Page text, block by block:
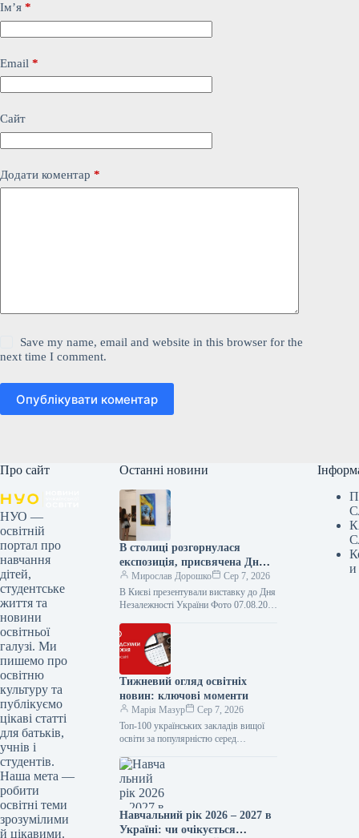
Ім’я *
Email *
Сайт
Додати коментар *
Save my name, email and website in this browser for the
next time I comment.
Опублікувати коментар
Про сайт
НУО —
освітній
портал про
навчання
дітей,
студентське
життя та
новини
освітньої
галузі. Ми
пишемо про
освітню
культуру та
публікуємо
цікаві статті
для батьків,
учнів і
студентів.
Наша мета —
робити
освітні теми
зрозумілими
й цікавими.
Останні новини
В столиці розгорнулася
експозиція, присвячена Дню
Незалежності України.
Мирослав Дорошко
Сер 7, 2026
В Києві презентували виставку до Дня
Незалежності України Фото 07.08.2026
Центральному будинку художника
організовано всеукраїнський
вернісаж…
Тижневий огляд освітніх
новин: ключові моменти
Марія Мазур
Сер 7, 2026
Топ-100 українських закладів вищої
освіти за популярністю серед
за кількістю поданих заяв від
вступників на…
Навчальний рік 2026 – 2027 в
Україні: чи очікується
и